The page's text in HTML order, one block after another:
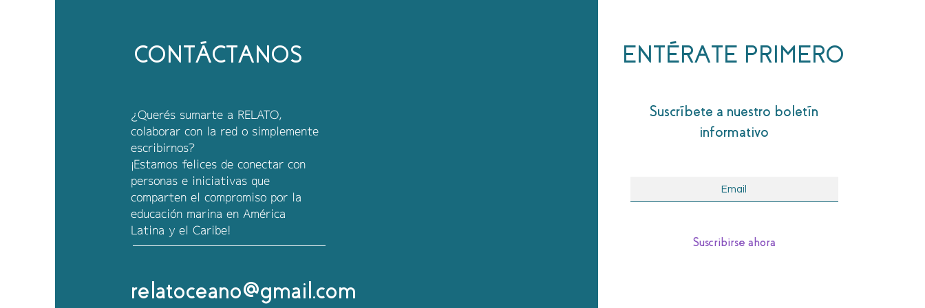
CONTÁCTANOS
¿Querés sumarte a RELATO,
colaborar con la red o simplemente
escribirnos?
¡Estamos felices de conectar con
personas e iniciativas que
comparten el compromiso por la
educación marina en América
Latina y el Caribe!
relatoceano@gmail.com
ENTÉRATE PRIMERO
Suscríbete a nuestro boletín
informativo
Suscribirse ahora